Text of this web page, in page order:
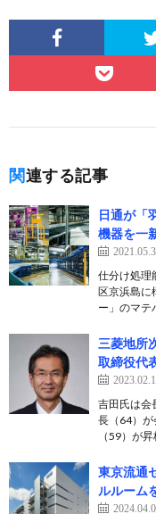
関連する記事
日通が「
機器を一
仕分け処理
区京浜島に
ー」のマテ
三菱地所
取締役代
吉田氏は会
長（64）が
（59）が
東京流通
ルルーム